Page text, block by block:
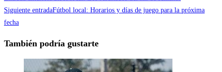
Siguiente entradaFútbol local: Horarios y días de juego para la próxima
fecha
También podría gustarte